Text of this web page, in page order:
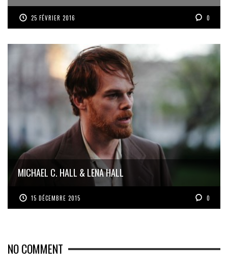
25 FÉVRIER 2016 0
MICHAEL C. HALL & LENA HALL
15 DÉCEMBRE 2015 0
NO COMMENT